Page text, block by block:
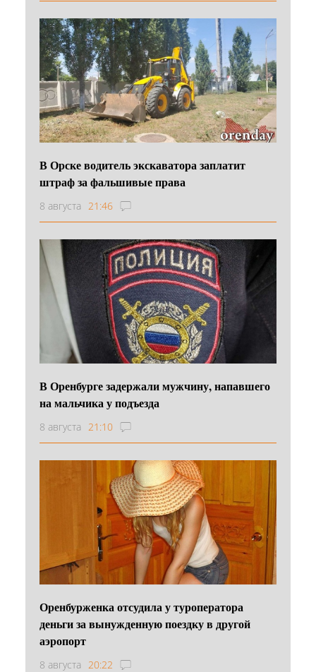
В Орске водитель экскаватора заплатит
штраф за фальшивые права
8 августа 21:46
В Оренбурге задержали мужчину, напавшего
на мальчика у подъезда
8 августа 21:10
Оренбурженка отсудила у туроператора
деньги за вынужденную поездку в другой
аэропорт
8 августа 20:22